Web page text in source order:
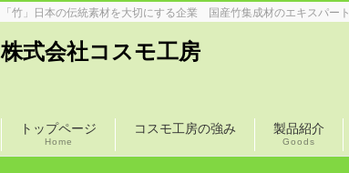
「竹」日本の伝統素材を大切にする企業 国産竹集成材のエキスパート
株式会社コスモ工房
トップページ
Home
コスモ工房の強み 製品紹介
Goods